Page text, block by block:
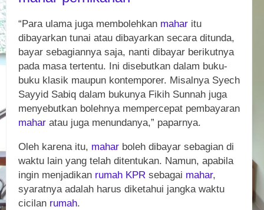
“Para ulama juga membolehkan mahar itu
dibayarkan tunai atau dibayarkan secara ditunda,
bayar sebagiannya saja, nanti dibayar berikutnya
pada masa tertentu. Ini disebutkan dalam buku-
buku klasik maupun kontemporer. Misalnya Syech
Sayyid Sabiq dalam bukunya Fikih Sunnah juga
menyebutkan bolehnya mempercepat pembayaran
mahar atau juga menundanya,” paparnya.
Oleh karena itu, mahar boleh dibayar sebagian di
waktu lain yang telah ditentukan. Namun, apabila
ingin menjadikan rumah KPR sebagai mahar,
syaratnya adalah harus diketahui jangka waktu
cicilan rumah.